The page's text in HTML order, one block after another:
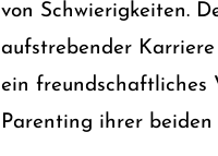
von Schwierigkeiten.
aufstrebender
ein freundschaftliches
Parenting ihrer beiden